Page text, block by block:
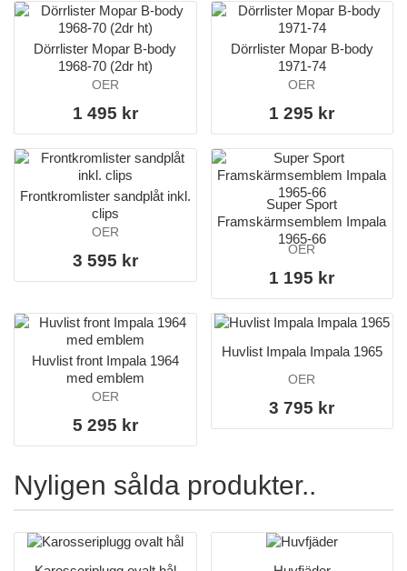
Dörrlister Mopar B-body
1968-70 (2dr ht)
OER
1 495 kr
Dörrlister Mopar B-body
1971-74
OER
1 295 kr
Frontkromlister sandplåt inkl.
clips
OER
3 595 kr
Super Sport
Framskärmsemblem Impala
1965-66
OER
1 195 kr
Huvlist front Impala 1964
med emblem
OER
5 295 kr
Huvlist Impala Impala 1965
OER
3 795 kr
Nyligen sålda produkter..